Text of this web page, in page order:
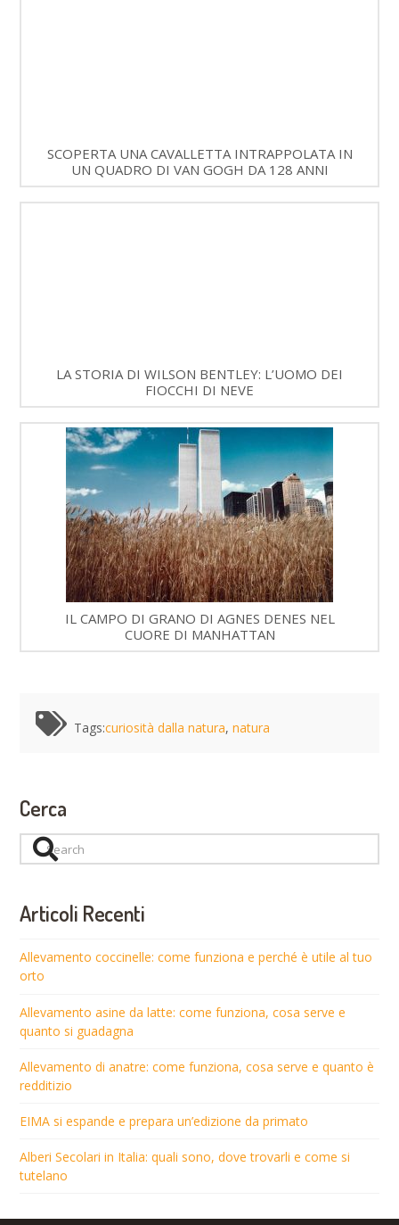
SCOPERTA UNA CAVALLETTA INTRAPPOLATA IN
UN QUADRO DI VAN GOGH DA 128 ANNI
LA STORIA DI WILSON BENTLEY: L’UOMO DEI
FIOCCHI DI NEVE
IL CAMPO DI GRANO DI AGNES DENES NEL
CUORE DI MANHATTAN
Tags:curiosità dalla natura,natura
Cerca
Search
Articoli Recenti
Allevamento coccinelle: come funziona e perché è utile al tuo
orto
Allevamento asine da latte: come funziona, cosa serve e
quanto si guadagna
Allevamento di anatre: come funziona, cosa serve e quanto è
redditizio
EIMA si espande e prepara un’edizione da primato
Alberi Secolari in Italia: quali sono, dove trovarli e come si
tutelano